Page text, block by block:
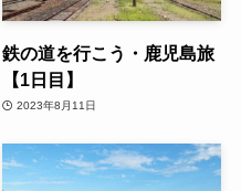
鉄の道を行こう・鹿児島旅
【1日目】
2023年8月11日